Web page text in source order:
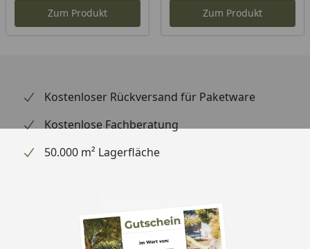
Blockbohlenweise,
Stecksystem
Seiten: ca. 16,5 cm
Firsthöhe
239 cm (Gr. 1+1,5)
250 cm (Gr. 2+2,5)
261 cm (Gr. 3)
1 Rahmen-Doppeltür
Lichtes Maß Türöffnung
154 x 180 cm
Zum Produkt Zum Produkt
Kostenloser Rückversand für Paketware
Kostenlose Fachberatung
50.000 m² Lagerfläche